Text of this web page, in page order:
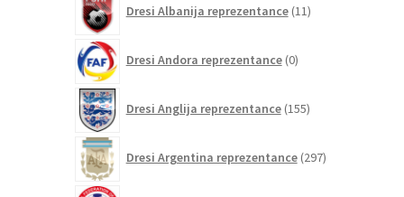
Dresi Albanija reprezentance 11izdelkov
Dresi Andora reprezentance 0izdelkov
Dresi Anglija reprezentance 155izdelkov
Dresi Argentina reprezentance 297izdelkov